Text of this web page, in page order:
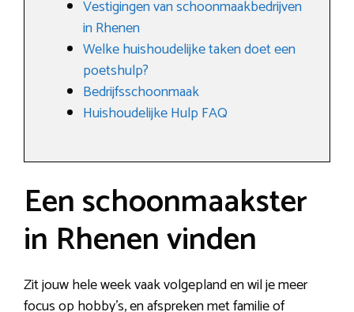
Vestigingen van schoonmaakbedrijven
in Rhenen
Welke huishoudelijke taken doet een
poetshulp?
Bedrijfsschoonmaak
Huishoudelijke Hulp FAQ
Een schoonmaakster
in Rhenen vinden
Zit jouw hele week vaak volgepland en wil je meer
focus op hobby’s, en afspreken met familie of